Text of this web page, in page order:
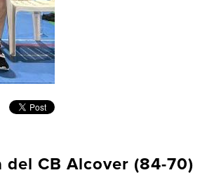
del CB Alcover (84-70)